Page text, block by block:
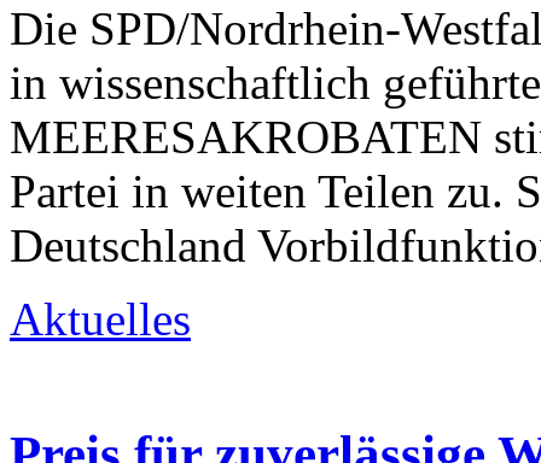
Die SPD/Nordrhein-
in wissenschaftlich
MEERESAKROBATEN
Partei in weiten Teilen zu.
Deutschland
Aktuelles